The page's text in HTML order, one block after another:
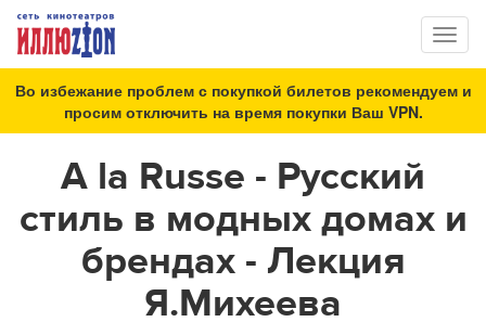
Во избежание проблем с покупкой билетов рекомендуем и
просим отключить на время покупки Ваш VPN.
A la Russe - Русский
стиль в модных домах и
брендах - Лекция
Я.Михеева